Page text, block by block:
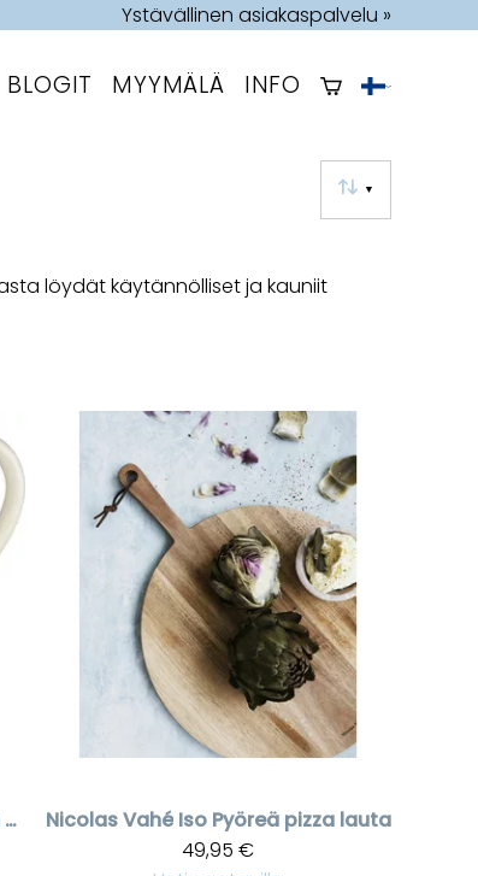
Ystävällinen asiakaspalvelu »
BLOGIT MYYMÄLÄ INFO
▼
löydät käytännölliset ja kauniit
Valkoinen keraaminen kannu
Nicolas Vahé Iso Pyöreä pizza lauta
49,95 €